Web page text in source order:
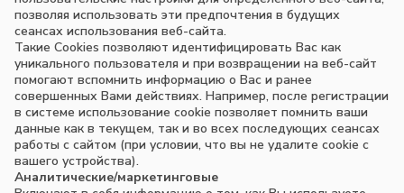
позволяя использовать эти предпочтения в будущих
сеансах использования веб-сайта.
Такие Cookies позволяют идентифицировать Вас как
уникального пользователя и при возвращении на веб-сайт
помогают вспомнить информацию о Вас и ранее
совершенных Вами действиях. Например, после регистрации
в системе использование cookie позволяет помнить ваши
данные как в текущем, так и во всех последующих сеансах
работы с сайтом (при условии, что вы не удалите cookie с
вашего устройства).
Аналитические/маркетинговые